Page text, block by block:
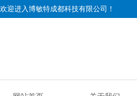
欢迎进入博敏特成都科技有限公司！